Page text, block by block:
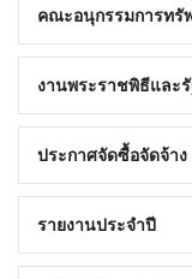
คณะอนุกรรมการทรั
งานพระราชพิธีและ
ประกาศจัดซื้อจัดจ้าง
รายงานประจำปี